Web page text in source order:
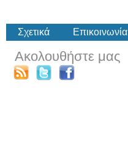
Σχετικά Επικοινωνία
Ακολουθήστε μας